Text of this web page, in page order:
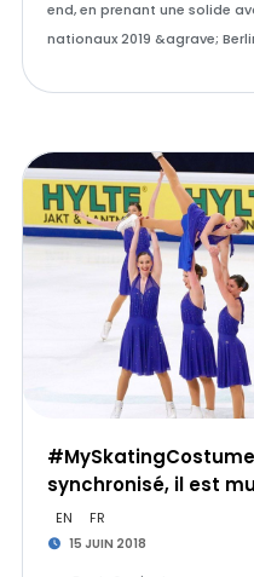
end, en prenant une solide
nationaux 2019 &agrave;
synchronisé, il est
EN FR
15 JUIN 2018